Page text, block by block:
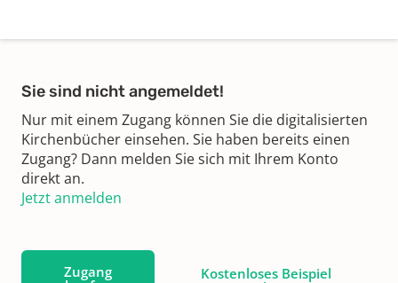
Sie sind nicht angemeldet!
Nur mit einem Zugang können Sie die digitalisierten
Kirchenbücher einsehen. Sie haben bereits einen
Zugang? Dann melden Sie sich mit Ihrem Konto
direkt an.
Jetzt anmelden
Zugang
Kostenloses Beispiel